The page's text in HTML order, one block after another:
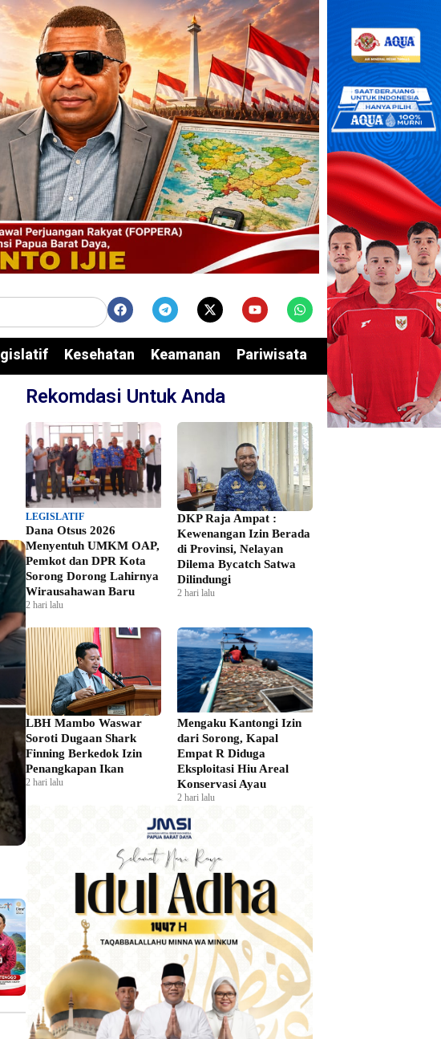
Kesehatan Keamanan Pariwisata Edukasi
Rekomdasi Untuk Anda
LEGISLATIF
Dana Otsus 2026
Menyentuh UMKM OAP,
Pemkot dan DPR Kota
Sorong Dorong Lahirnya
Wirausahawan Baru
2 hari lalu
DKP Raja Ampat :
Kewenangan Izin Berada
di Provinsi, Nelayan
Dilema Bycatch Satwa
Dilindungi
2 hari lalu
LBH Mambo Waswar
Soroti Dugaan Shark
Finning Berkedok Izin
Penangkapan Ikan
2 hari lalu
Mengaku Kantongi Izin
dari Sorong, Kapal
Empat R Diduga
Eksploitasi Hiu Areal
Konservasi Ayau
2 hari lalu